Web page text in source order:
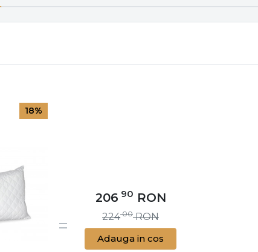
18%
206 90 RON
22400 RON
Adauga in cos